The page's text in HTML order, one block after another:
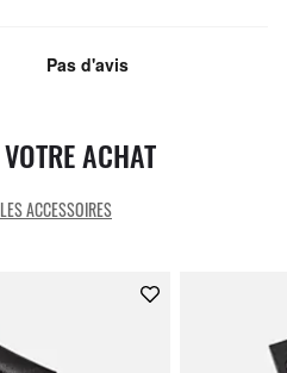
ACHAT
ACCESSOIRES